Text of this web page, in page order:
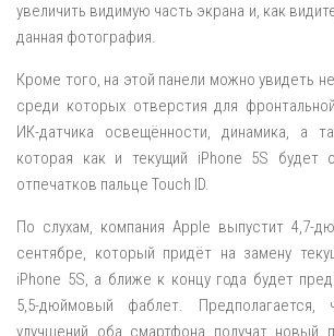
увеличить видимую часть экрана и, как
данная фотография.
Кроме того, на этой панели можно увидеть
среди которых отверстия для
ИК-датчика освещённости, динамика, а
которая как и текущий iPhone 5S будет
отпечатков пальце Touch ID.
По слухам, компания Apple выпустит 4,7-
сентябре, который придёт на замену
iPhone 5S, а ближе к концу года будет
5,5-дюймовый фаблет. Предполагается,